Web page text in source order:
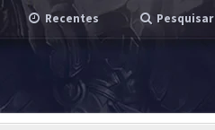
Recentes Pesquisar